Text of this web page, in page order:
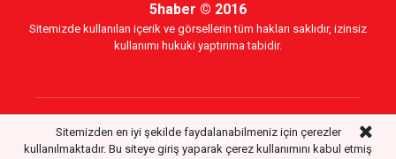
5haber © 2016
Sitemizde kullanılan içerik ve görsellerin tüm hakları saklıdır, izinsiz
kullanımı hukuki yaptırıma tabidir.
Haber Portalı Yazılımı
Sitemizden en iyi şekilde faydalanabilmeniz için çerezler
kullanılmaktadır. Bu siteye giriş yaparak çerez kullanımını kabul etmiş